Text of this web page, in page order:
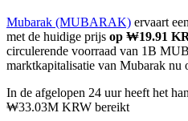
COIN-M-futures
Cryptocurrency-futures
TradFi
Mubarak (MUBARAK) ervaart
met de huidige prijs op ₩19.91
circulerende voorraad van 1B
marktkapitalisatie van Mubarak
In de afgelopen 24 uur heeft het
₩33.03M KRW bereikt